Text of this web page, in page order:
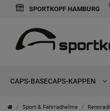
SPORTKOPF HAMBURG
CAPS-BASECAPS-KAPPEN
Sport-& Fahrradhelme
FILTER
K
o